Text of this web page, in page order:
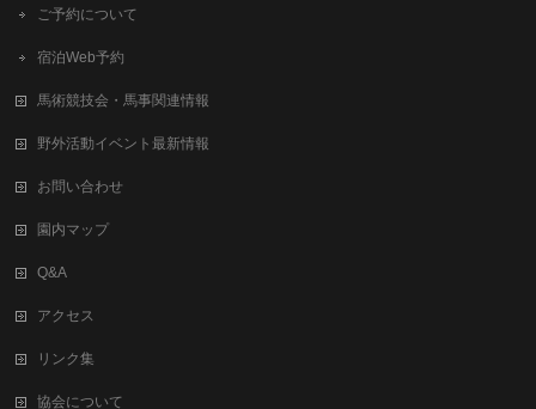
ご予約について
宿泊Web予約
馬術競技会・馬事関連情報
野外活動イベント最新情報
お問い合わせ
園内マップ
Q&A
アクセス
リンク集
協会について